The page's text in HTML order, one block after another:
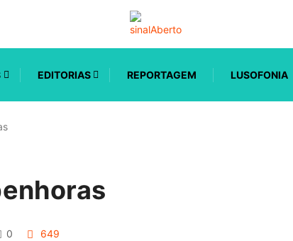
EDITORIAS REPORTAGEM LUSOFONIA
0 649